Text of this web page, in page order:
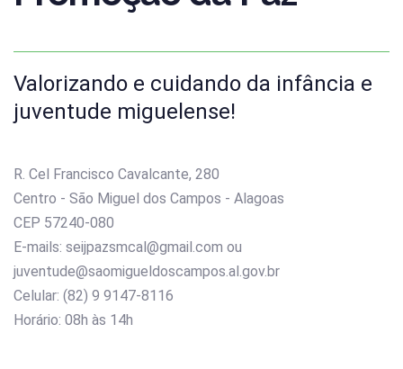
Valorizando e cuidando da infância e
juventude miguelense!
R. Cel Francisco Cavalcante, 280
Centro - São Miguel dos Campos - Alagoas
CEP 57240-080
E-mails: seijpazsmcal@gmail.com ou
juventude@saomigueldoscampos.al.gov.br
Celular: (82) 9 9147-8116
Horário: 08h às 14h